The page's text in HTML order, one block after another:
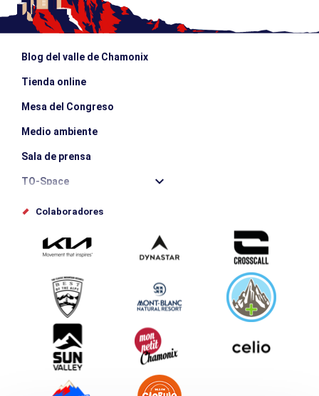
Blog del valle de Chamonix
Tienda online
Mesa del Congreso
Medio ambiente
Sala de prensa
TO-Space
Offices de tourisme
Envíe su evento
Service groupes et séminaires
Descargar
Turismo y discapacidad
Colaboradores